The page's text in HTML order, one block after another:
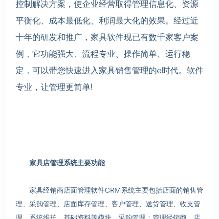
控制解决方案，使企业经营取得管理信息化、资源
平衡化、成本最低化、利润最大化的效果。经过近
十年的研发和推广，家具软件现已有数千家客户案
例，它功能强大、流程专业、操作简单、运行稳
定，可以带您快速进入家具销售管理的e时代。软件
专业，让管理更简单!
家具店管理系统主要功能
家具经销商店面管理软件CRM系统主要包括店面的销售管
理、采购管理、店面库存管理、客户管理、送货管理、收支管